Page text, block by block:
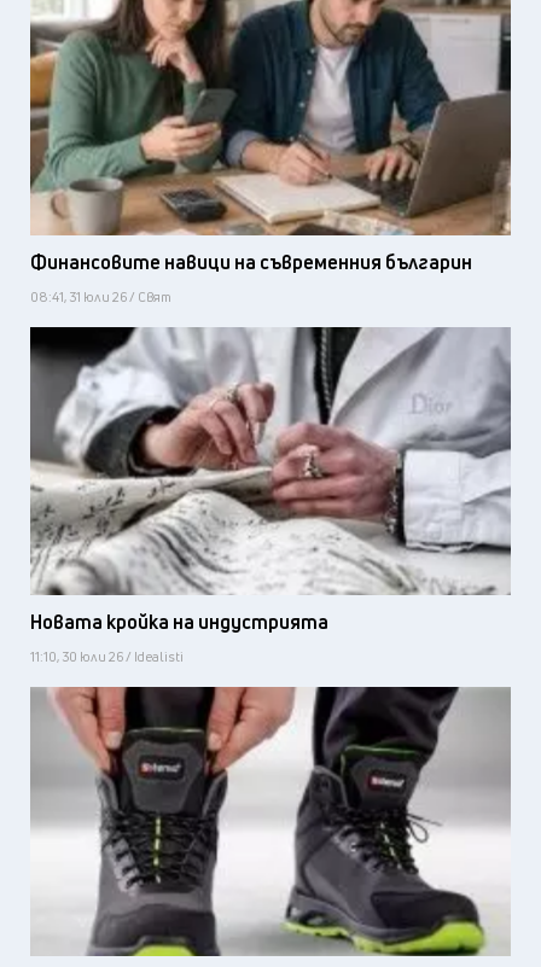
Финансовите навици на съвременния българин
08:41, 31 юли 26 / Свят
Новата кройка на индустрията
11:10, 30 юли 26 / Idealisti